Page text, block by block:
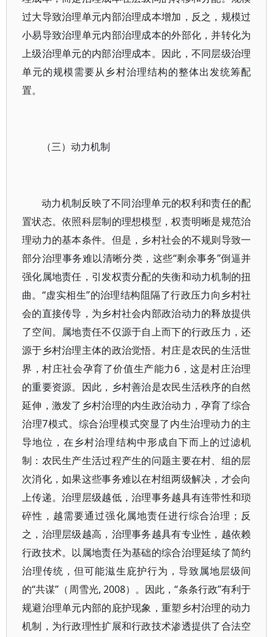
过大导致治理单元内部治理成本增加，反之，规模过
小易导致治理单元内部治理成本的外部化，并转化为
上级治理单元的内部治理成本。因此，不同层级治理
单元的规模需要从乡村治理结构的整体出发统筹配
置。
（三）动力机制
动力机制反映了不同治理单元的权利和责任的配
置状态。依照科层制的理想模型，权责明晰是规范治
理动力的基本条件。但是，乡村社会的不规则导致一
部分治理事务难以清晰分类，这些“剩余事务”倒逼并
强化属地责任，引发权责分配的失衡和动力机制的扭
曲。“虚实相生”的治理结构阻隔了行政压力向乡村社
会的直接传导，为乡村社会内部政治动力的释放提供
了空间。属地责任不仅源于自上而下的行政压力，还
源于乡村治理主体的政治觉悟。村庄是农民的生活世
界，村庄社会孕育了价值生产能力6，这是村庄治理
的重要资源。因此，乡村善治是农民生活秩序的自然
延伸，激发了乡村治理的内生政治动力，孕育了综合
治理7模式。综合治理模式突显了内生治理动力的主
导地位，在乡村治理结构中形成自下而上的过滤机
制：农民生产生活过程产生的问题主要在村、组的层
次消化，如果这些事务难以在村组两级解决，才会向
上传递。治理层级越低，治理事务越具有连带性和琐
碎性，越需要通过强化属地责任进行综合治理；反
之，治理层级越高，治理事务越具有专业性，越依赖
行政技术。以属地责任为基础的综合治理延续了简约
治理传统，但可能滋生庇护行为，导致属地层级间
的“共谋”（周雪光, 2008）。因此，“条条行政”有利于
规避治理单元内部的庇护现象，重塑乡村治理的动力
机制，为行政理性扩展和行政技术渗透提供了合法空